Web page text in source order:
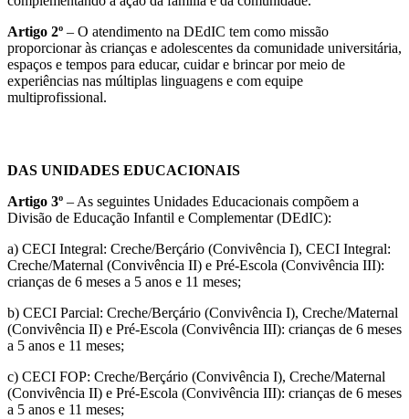
Artigo 2º – O atendimento na DEdIC tem como missão
proporcionar às crianças e adolescentes da comunidade universitária,
espaços e tempos para educar, cuidar e brincar por meio de
experiências nas múltiplas linguagens e com equipe
multiprofissional.
DAS UNIDADES EDUCACIONAIS
Artigo 3º – As seguintes Unidades Educacionais compõem a
Divisão de Educação Infantil e Complementar (DEdIC):
a) CECI Integral: Creche/Berçário (Convivência I), CECI Integral:
Creche/Maternal (Convivência II) e Pré-Escola (Convivência III):
crianças de 6 meses a 5 anos e 11 meses;
b) CECI Parcial: Creche/Berçário (Convivência I), Creche/Maternal
(Convivência II) e Pré-Escola (Convivência III): crianças de 6 meses
a 5 anos e 11 meses;
c) CECI FOP: Creche/Berçário (Convivência I), Creche/Maternal
(Convivência II) e Pré-Escola (Convivência III): crianças de 6 meses
a 5 anos e 11 meses;